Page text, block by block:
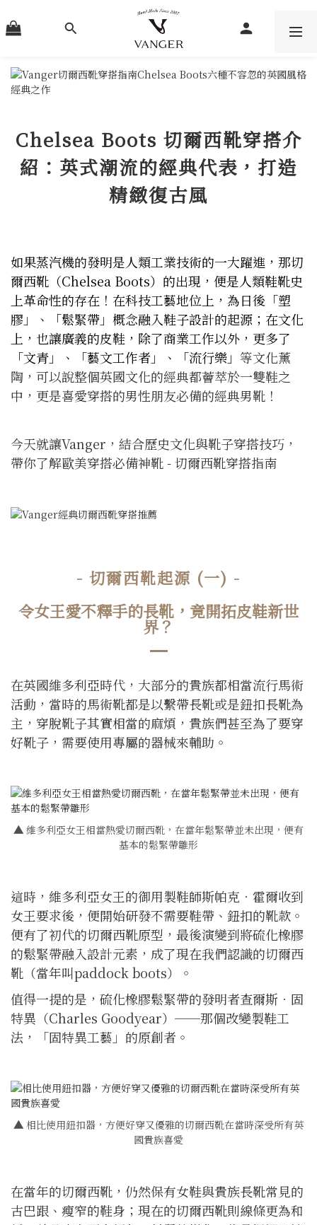
Chelsea Boots 切爾西靴穿搭介
紹：英式潮流的經典代表，打造
精緻復古風
如果蒸汽機的發明是人類工業技術的一大躍進，那切
爾西靴（Chelsea Boots）的出現，便是人類鞋靴史
上革命性的存在！在科技工藝地位上，為日後「塑
膠」、「鬆緊帶」概念融入鞋子設計的起源；在文化
上，也讓廣義的皮鞋，除了商業工作以外，更多了
「文青」、「藝文工作者」、「流行樂」 等文化薰
陶，可以說整個英國文化的經典都薈萃於一雙鞋之
中，更是喜愛穿搭的男性朋友必備的經典男靴！
今天就讓Vanger，結合歷史文化與靴子穿搭技巧，
帶你了解歐美穿搭必備神靴 - 切爾西靴穿搭指南
- 切爾西靴起源 (一) -
令女王愛不釋手的長靴，竟開拓皮鞋新世
界？
在英國維多利亞時代，大部分的貴族都相當流行馬術
活動，當時的馬術靴都是以繫帶長靴或是鈕扣長靴為
主，穿脫靴子其實相當的麻煩，貴族們甚至為了要穿
好靴子，需要使用專屬的器械來輔助。
▲ 維多利亞女王相當熱愛切爾西靴，在當年鬆緊帶並未出現，便有
基本的鬆緊帶雛形
這時，維多利亞女王的御用製鞋師斯帕克．霍爾收到
女王要求後，便開始研發不需要鞋帶、鈕扣的靴款。
便有了初代的切爾西靴原型，最後演變到將硫化橡膠
的鬆緊帶融入設計元素，成了現在我們認識的切爾西
靴（當年叫paddock boots）。
值得一提的是，硫化橡膠鬆緊帶的發明者查爾斯．固
特異（Charles Goodyear）──那個改變製鞋工
法，「固特異工藝」的原創者。
▲ 相比使用鈕扣器，方便好穿又優雅的切爾西靴在當時深受所有英
國貴族喜愛
在當年的切爾西靴，仍然保有女鞋與貴族長靴常見的
古巴跟、瘦窄的鞋身；現在的切爾西靴則線條更為和